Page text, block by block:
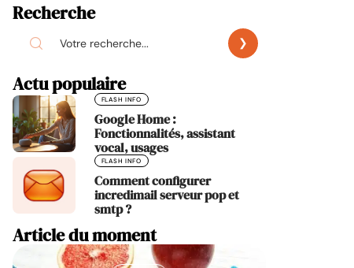
Recherche
Actu populaire
FLASH INFO
Google Home :
Fonctionnalités, assistant
vocal, usages
FLASH INFO
Comment configurer
incredimail serveur pop et
smtp ?
Article du moment